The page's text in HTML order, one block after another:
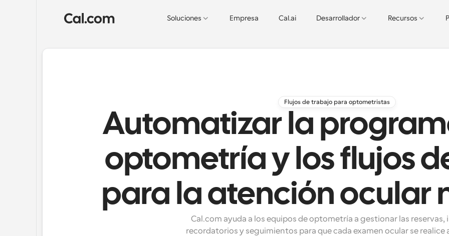
Soluciones Empresa Cal.ai Desarrollador Recursos
Flujos de trabajo para optometristas
Automatizar la
optometría y los flujos
para la atención ocular
Cal.com ayuda a los equipos de optometría a gestionar las reservas,
recordatorios y seguimientos para que cada examen ocular se realice